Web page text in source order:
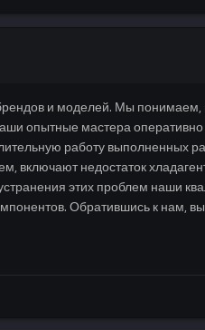
и моделей. Мы понимаем,
опытные мастера
работу выполненных
включают недостаток
этих проблем наши
Обратившись к нам,